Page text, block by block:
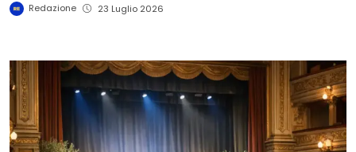
Redazione 23 Luglio 2026